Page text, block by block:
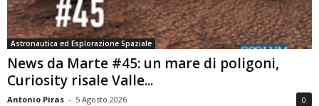
Astronautica ed Esplorazione Spaziale
News da Marte #45: un mare di poligoni,
Curiosity risale Valle...
Antonio Piras - 5 Agosto 2026 0